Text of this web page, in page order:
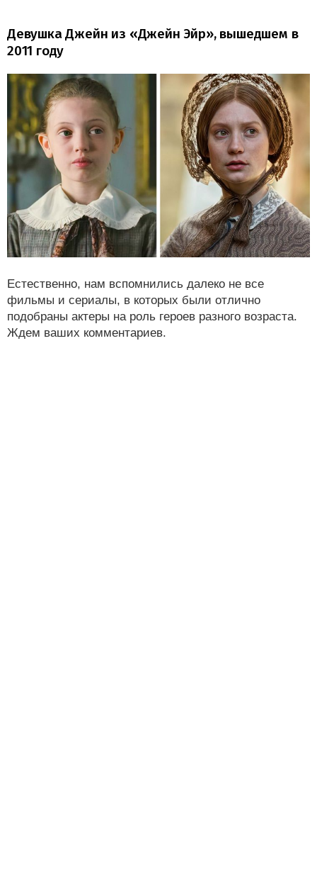
Девушка Джейн из «Джейн Эйр», вышедшем в
2011 году
Естественно, нам вспомнились далеко не все
фильмы и сериалы, в которых были отлично
подобраны актеры на роль героев разного возраста.
Ждем ваших комментариев.